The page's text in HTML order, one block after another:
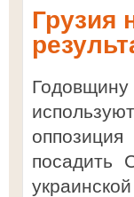
Грузия
посадить